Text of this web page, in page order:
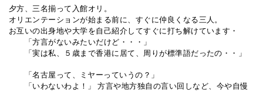
夕方、三名揃って入館オリ。
オリエンテーションが始まる前に、すぐに仲良くなる三人。
お互いの出身地や大学を自己紹介してすぐに打ち解けています・
「方言がないみたいだけど・・・」
「実は私、５歳まで香港に居て、周りが標準語だったの・・」
「名古屋って、ミヤーっていうの？」
「いわないわよ！」 方言や地方独自の言い回しなど、今や自慢